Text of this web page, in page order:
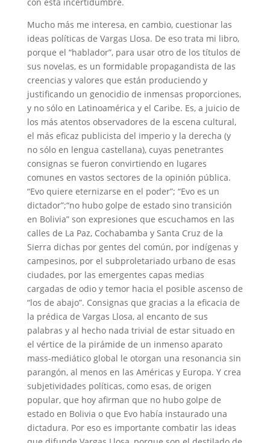
Mucho más me interesa, en cambio, cuestionar las
ideas políticas de Vargas Llosa. De eso trata mi libro,
porque el “hablador”, para usar otro de los títulos de
sus novelas, es un formidable propagandista de las
creencias y valores que están produciendo y
justificando un genocidio de inmensas proporciones,
y no sólo en Latinoamérica y el Caribe. Es, a juicio de
los más atentos observadores de la escena cultural,
el más eficaz publicista del imperio y la derecha (y
no sólo en lengua castellana), cuyas penetrantes
consignas se fueron convirtiendo en lugares
comunes en vastos sectores de la opinión pública.
“Evo quiere eternizarse en el poder”; “Evo es un
dictador”;“no hubo golpe de estado sino transición
en Bolivia” son expresiones que escuchamos en las
calles de La Paz, Cochabamba y Santa Cruz de la
Sierra dichas por gentes del común, por indígenas y
campesinos, por el subproletariado urbano de esas
ciudades, por las emergentes capas medias
cargadas de odio y temor hacia el posible ascenso de
“los de abajo”. Consignas que gracias a la eficacia de
la prédica de Vargas Llosa, al encanto de sus
palabras y al hecho nada trivial de estar situado en
el vértice de la pirámide de un inmenso aparato
mass-mediático global le otorgan una resonancia sin
parangón, al menos en las Américas y Europa. Y crea
subjetividades políticas, como esas, de origen
popular, que hoy afirman que no hubo golpe de
estado en Bolivia o que Evo había instaurado una
dictadura. Por eso es importante combatir las ideas